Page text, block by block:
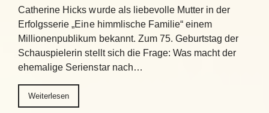
Catherine Hicks wurde als liebevolle Mutter in der
Erfolgsserie „Eine himmlische Familie“ einem
Millionenpublikum bekannt. Zum 75. Geburtstag der
Schauspielerin stellt sich die Frage: Was macht der
ehemalige Serienstar nach…
Weiterlesen